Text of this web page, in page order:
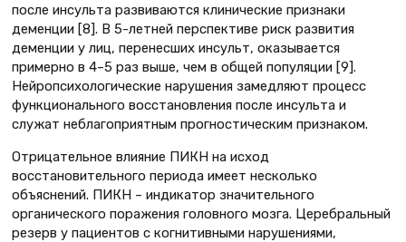
после инсульта развиваются клинические признаки
деменции [8]. В 5-летней перспективе риск развития
деменции у лиц, перенесших инсульт, оказывается
примерно в 4–5 раз выше, чем в общей популяции [9].
Нейропсихологические нарушения замедляют процесс
функционального восстановления после инсульта и
служат неблагоприятным прогностическим признаком.
Отрицательное влияние ПИКН на исход
восстановительного периода имеет несколько
объяснений. ПИКН – индикатор значительного
органического поражения головного мозга. Церебральный
резерв у пациентов с когнитивными нарушениями,